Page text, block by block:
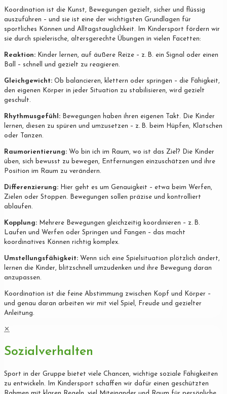
Koordination ist die Kunst, Bewegungen gezielt, sicher und flüssig
auszuführen – und sie ist eine der wichtigsten Grundlagen für
sportliches Können und Alltagstauglichkeit. Im Kindersport fördern wir
sie durch spielerische, altersgerechte Übungen in vielen Facetten:
Reaktion: Kinder lernen, auf äußere Reize – z. B. ein Signal oder einen
Ball – schnell und gezielt zu reagieren.
Gleichgewicht: Ob balancieren, klettern oder springen – die Fähigkeit,
den eigenen Körper in jeder Situation zu stabilisieren, wird gezielt
geschult.
Rhythmusgefühl: Bewegungen haben ihren eigenen Takt. Die Kinder
lernen, diesen zu spüren und umzusetzen – z. B. beim Hüpfen, Klatschen
oder Tanzen.
Raumorientierung: Wo bin ich im Raum, wo ist das Ziel? Die Kinder
üben, sich bewusst zu bewegen, Entfernungen einzuschätzen und ihre
Position im Raum zu verändern.
Differenzierung: Hier geht es um Genauigkeit – etwa beim Werfen,
Zielen oder Stoppen. Bewegungen sollen präzise und kontrolliert
ablaufen.
Kopplung: Mehrere Bewegungen gleichzeitig koordinieren – z. B.
Laufen und Werfen oder Springen und Fangen – das macht
koordinatives Können richtig komplex.
Umstellungsfähigkeit: Wenn sich eine Spielsituation plötzlich ändert,
lernen die Kinder, blitzschnell umzudenken und ihre Bewegung daran
anzupassen.
Koordination ist die feine Abstimmung zwischen Kopf und Körper –
und genau daran arbeiten wir mit viel Spiel, Freude und gezielter
Anleitung.
✕
Sozialverhalten
Sport in der Gruppe bietet viele Chancen, wichtige soziale Fähigkeiten
zu entwickeln. Im Kindersport schaffen wir dafür einen geschützten